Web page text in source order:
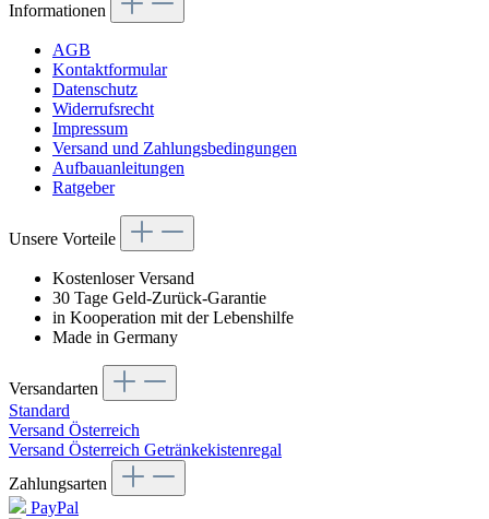
Informationen
AGB
Kontaktformular
Datenschutz
Widerrufsrecht
Impressum
Versand und Zahlungsbedingungen
Aufbauanleitungen
Ratgeber
Unsere Vorteile
Kostenloser Versand
30 Tage Geld-Zurück-Garantie
in Kooperation mit der Lebenshilfe
Made in Germany
Versandarten
Standard
Versand Österreich
Versand Österreich Getränkekistenregal
Zahlungsarten
PayPal